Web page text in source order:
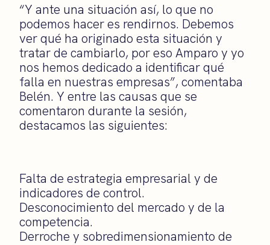
“Y ante una situación así, lo que no
podemos hacer es rendirnos. Debemos
ver qué ha originado esta situación y
tratar de cambiarlo, por eso Amparo y yo
nos hemos dedicado a identificar qué
falla en nuestras empresas”, comentaba
Belén. Y entre las causas que se
comentaron durante la sesión,
destacamos las siguientes:
Falta de estrategia empresarial y de
indicadores de control.
Desconocimiento del mercado y de la
competencia.
Derroche y sobredimensionamiento de